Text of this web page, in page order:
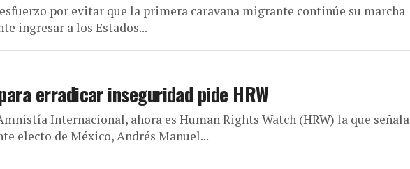
por evitar que la primera caravana migrante continúe su marcha
ingresar a los Estados...
erradicar inseguridad pide HRW
Internacional, ahora es Human Rights Watch (HRW) la que señala
electo de México, Andrés Manuel...